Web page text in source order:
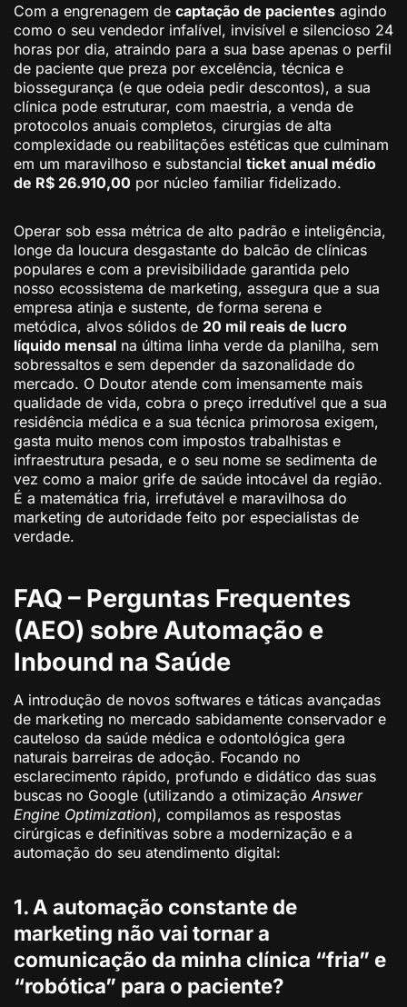
Com a engrenagem de captação de pacientes agindo
como o seu vendedor infalível, invisível e silencioso 24
horas por dia, atraindo para a sua base apenas o perfil
de paciente que preza por excelência, técnica e
biossegurança (e que odeia pedir descontos), a sua
clínica pode estruturar, com maestria, a venda de
protocolos anuais completos, cirurgias de alta
complexidade ou reabilitações estéticas que culminam
em um maravilhoso e substancial ticket anual médio
de R$ 26.910,00 por núcleo familiar fidelizado.
Operar sob essa métrica de alto padrão e inteligência,
longe da loucura desgastante do balcão de clínicas
populares e com a previsibilidade garantida pelo
nosso ecossistema de marketing, assegura que a sua
empresa atinja e sustente, de forma serena e
metódica, alvos sólidos de 20 mil reais de lucro
líquido mensal na última linha verde da planilha, sem
sobressaltos e sem depender da sazonalidade do
mercado. O Doutor atende com imensamente mais
qualidade de vida, cobra o preço irredutível que a sua
residência médica e a sua técnica primorosa exigem,
gasta muito menos com impostos trabalhistas e
infraestrutura pesada, e o seu nome se sedimenta de
vez como a maior grife de saúde intocável da região.
É a matemática fria, irrefutável e maravilhosa do
marketing de autoridade feito por especialistas de
verdade.
FAQ – Perguntas Frequentes
(AEO) sobre Automação e
Inbound na Saúde
A introdução de novos softwares e táticas avançadas
de marketing no mercado sabidamente conservador e
cauteloso da saúde médica e odontológica gera
naturais barreiras de adoção. Focando no
esclarecimento rápido, profundo e didático das suas
buscas no Google (utilizando a otimização Answer
Engine Optimization), compilamos as respostas
cirúrgicas e definitivas sobre a modernização e a
automação do seu atendimento digital:
1. A automação constante de
marketing não vai tornar a
comunicação da minha clínica “fria” e
“robótica” para o paciente?